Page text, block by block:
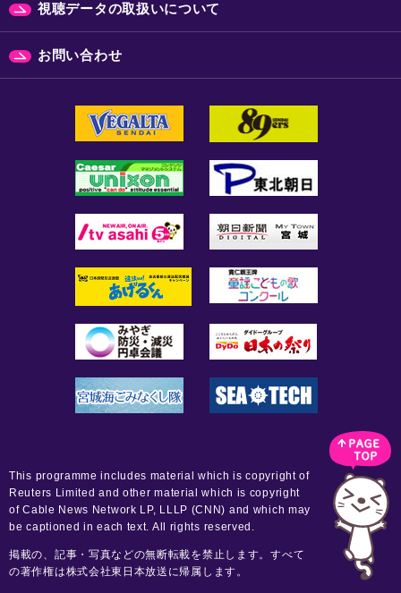
視聴データの取扱いについて
お問い合わせ
This programme includes material which is copyright of
Reuters Limited and other material which is copyright
of Cable News Network LP, LLLP (CNN) and which may
be captioned in each text. All rights reserved.
掲載の、記事・写真などの無断転載を禁止します。すべて
の著作権は株式会社東日本放送に帰属します。